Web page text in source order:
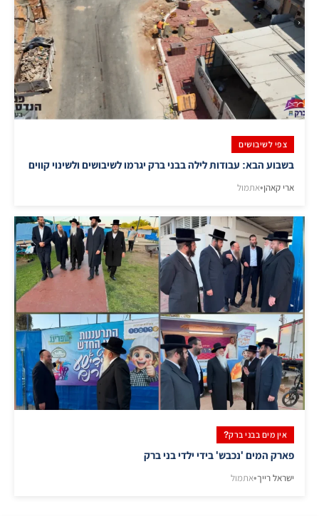
צפי לשיבושים
בשבוע הבא: עבודות לילה בבני ברק יגרמו לשיבושים ולשינוי קווים
ארי קאהן•אתמול
אין מים בבני ברק?
פארק המים 'נכבש' בידי ילדי בני ברק
ישראל רייך•אתמול